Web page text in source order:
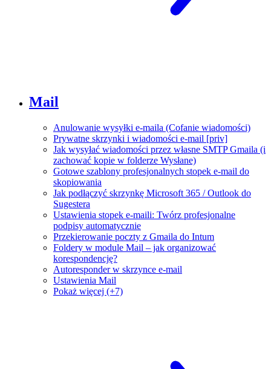
Mail
Anulowanie wysyłki e-maila (Cofanie wiadomości)
Prywatne skrzynki i wiadomości e-mail [priv]
Jak wysyłać wiadomości przez własne SMTP Gmaila (i
zachować kopie w folderze Wysłane)
Gotowe szablony profesjonalnych stopek e-mail do
skopiowania
Jak podłączyć skrzynkę Microsoft 365 / Outlook do
Sugestera
Ustawienia stopek e-maili: Twórz profesjonalne
podpisy automatycznie
Przekierowanie poczty z Gmaila do Intum
Foldery w module Mail – jak organizować
korespondencję?
Autoresponder w skrzynce e-mail
Ustawienia Mail
Pokaż więcej (+7)